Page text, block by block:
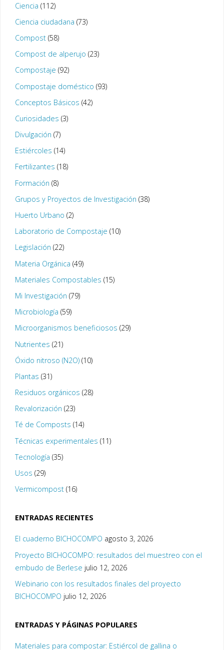
Ciencia (112)
Ciencia ciudadana (73)
Compost(58)
Compost de alperujo (23)
Compostaje (92)
Compostaje doméstico (93)
Conceptos Básicos (42)
Curiosidades (3)
Divulgación (7)
Estiércoles (14)
Fertilizantes (18)
Formación (8)
Grupos y Proyectos de Investigación (38)
Huerto Urbano (2)
Laboratorio de Compostaje (10)
Legislación (22)
Materia Orgánica (49)
Materiales Compostables (15)
Mi Investigación (79)
Microbiología (59)
Microorganismos beneficiosos (29)
Nutrientes (21)
Óxido nitroso (N2O)(10)
Plantas (31)
Residuos orgánicos (28)
Revalorización (23)
Té de Composts (14)
Técnicas experimentales (11)
Tecnología (35)
Usos (29)
Vermicompost(16)
ENTRADAS RECIENTES
El cuaderno BICHOCOMPO agosto 3, 2026
Proyecto BICHOCOMPO: resultados del muestreo con el
embudo de Berlese julio 12, 2026
Webinario con los resultados finales del proyecto
BICHOCOMPO julio 12, 2026
ENTRADAS Y PÁGINAS POPULARES
Materiales para compostar: Estiércol de gallina o